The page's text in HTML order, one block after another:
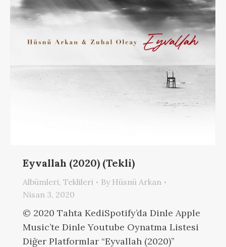
Eyvallah (2020) (Tekli)
Albümleri, Teklileri By Hüsnü Arkan
Nisan 3, 2020
© 2020 Tahta KediSpotify’da Dinle Apple
Music’te Dinle Youtube Oynatma Listesi
Diğer Platformlar “Eyvallah (2020)”